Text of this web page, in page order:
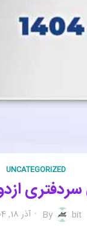
UNCATEGORIZED
By bit آذر 18, 1404